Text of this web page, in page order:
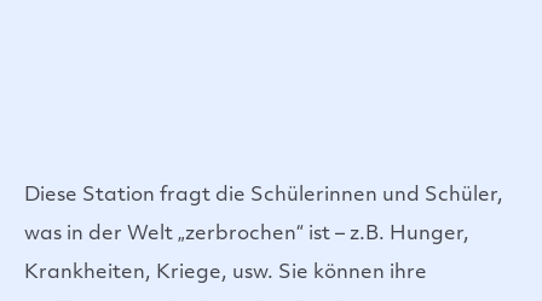
Diese Station fragt die Schülerinnen und Schüler,
was in der Welt „zerbrochen“ ist – z.B. Hunger,
Krankheiten, Kriege, usw. Sie können ihre